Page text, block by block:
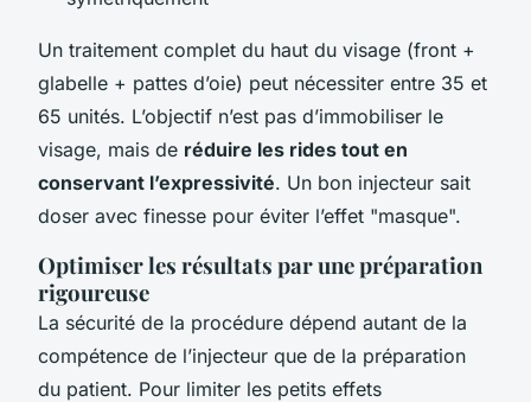
Un traitement complet du haut du visage (front +
glabelle + pattes d’oie) peut nécessiter entre 35 et
65 unités. L’objectif n’est pas d’immobiliser le
visage, mais de réduire les rides tout en
conservant l’expressivité. Un bon injecteur sait
doser avec finesse pour éviter l’effet "masque".
Optimiser les résultats par une préparation
rigoureuse
La sécurité de la procédure dépend autant de la
compétence de l’injecteur que de la préparation
du patient. Pour limiter les petits effets